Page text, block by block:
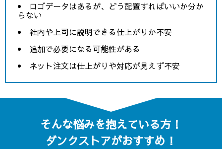
ロゴデータはあるが、どう配置すればいいか分か
らない
社内や上司に説明できる仕上がりか不安
追加で必要になる可能性がある
ネット注文は仕上がりや対応が見えず不安
そんな悩みを抱えている方！
ダンクストアがおすすめ！